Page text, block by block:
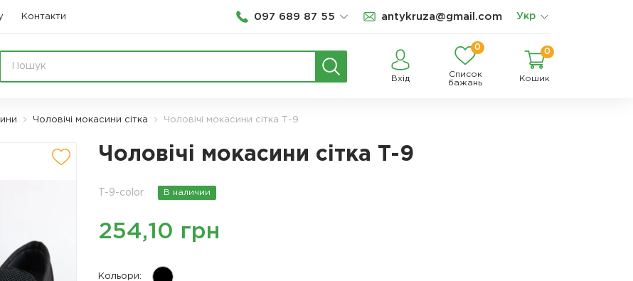
Контакти 097 689 87 55 antykruza@gmail.com Укр
Вхід
0
Список
бажань
0
Кошик
Чоловічі мокасини сітка Чоловічі мокасини сітка Т-9
Чоловічі мокасини сітка Т-9
T-9-color В наличии
254,10 грн
Кольори: